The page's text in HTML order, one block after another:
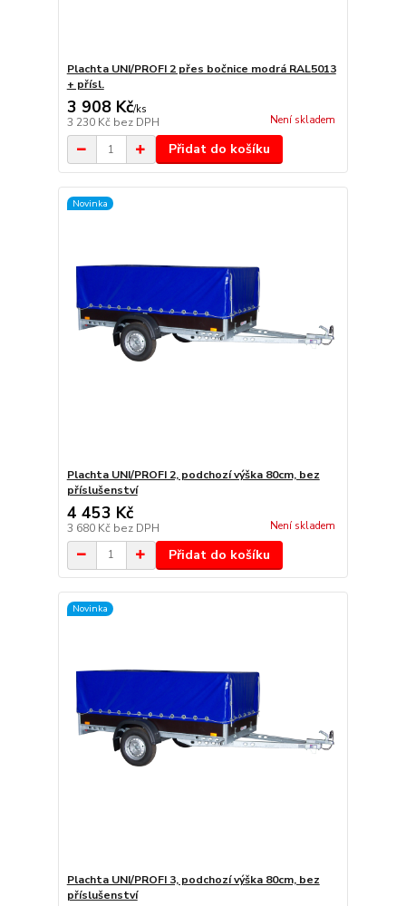
Plachta UNI/PROFI 2 přes bočnice modrá RAL5013
+ přísl.
3 908 Kč/ks
3 230 Kč bez DPH Není skladem
Přidat do košíku
Novinka
Plachta UNI/PROFI 2, podchozí výška 80cm, bez
příslušenství
4 453 Kč
3 680 Kč bez DPH Není skladem
Přidat do košíku
Novinka
Plachta UNI/PROFI 3, podchozí výška 80cm, bez
příslušenství